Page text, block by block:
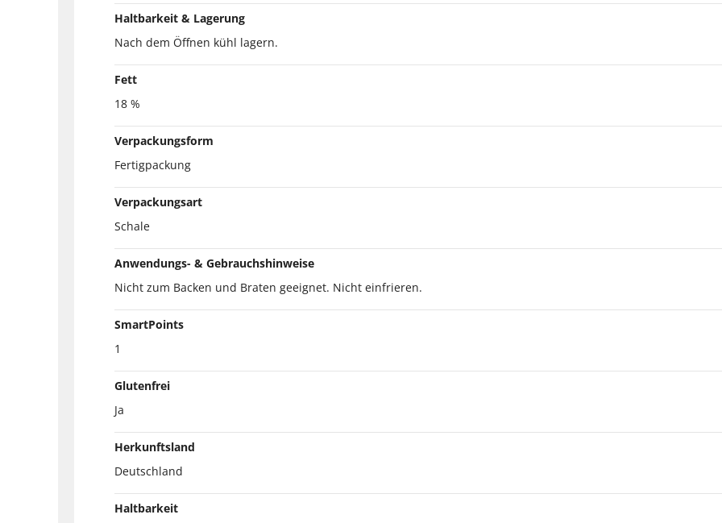
Haltbarkeit & Lagerung
Nach dem Öffnen kühl lagern.
Fett
18 %
Verpackungsform
Fertigpackung
Verpackungsart
Schale
Anwendungs- & Gebrauchshinweise
Nicht zum Backen und Braten geeignet. Nicht einfrieren.
SmartPoints
1
Glutenfrei
Ja
Herkunftsland
Deutschland
Haltbarkeit